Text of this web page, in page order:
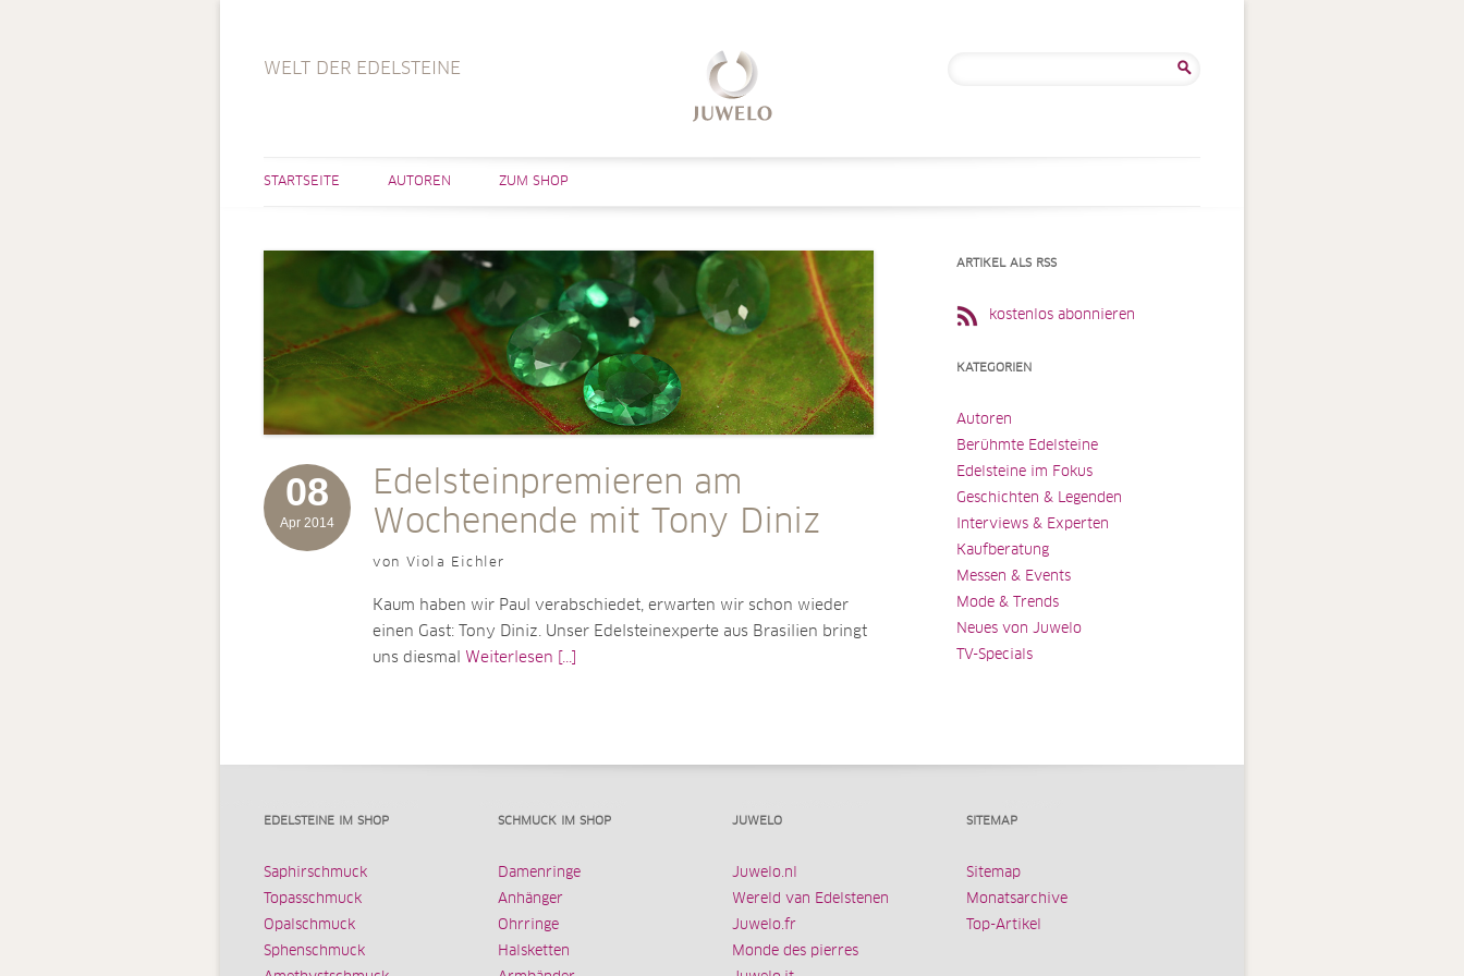
WELT DER EDELSTEINE
STARTSEITE AUTOREN ZUM SHOP
08
Apr 2014
Edelsteinpremieren am
Wochenende mit Tony Diniz
von Viola Eichler
Kaum haben wir Paul verabschiedet, erwarten wir schon wieder
einen Gast: Tony Diniz. Unser Edelsteinexperte aus Brasilien bringt
uns diesmal Weiterlesen [...]
ARTIKEL ALS RSS
kostenlos abonnieren
KATEGORIEN
Autoren
Berühmte Edelsteine
Edelsteine im Fokus
Geschichten & Legenden
Interviews & Experten
Kaufberatung
Messen & Events
Mode & Trends
Neues von Juwelo
TV-Specials
EDELSTEINE IM SHOP
Saphirschmuck
Topasschmuck
Opalschmuck
Sphenschmuck
SCHMUCK IM SHOP
Damenringe
Anhänger
Ohrringe
Halsketten
JUWELO
Juwelo.nl
Wereld van Edelstenen
Juwelo.fr
Monde des pierres
SITEMAP
Sitemap
Monatsarchive
Top-Artikel